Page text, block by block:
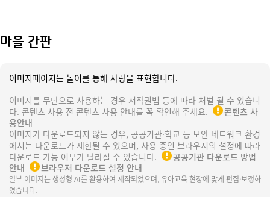
마을 간판
이미지페이지는 놀이를 통해 사랑을 표현합니다.
이미지를 무단으로 사용하는 경우 저작권법 등에 따라 처벌 될 수 있습니
다. 콘텐츠 사용 전 콘텐츠 사용 안내를 꼭 확인해 주세요.
콘텐츠 사
용안내
이미지가 다운로드되지 않는 경우, 공공기관·학교 등 보안 네트워크 환경
에서는 다운로드가 제한될 수 있으며, 사용 중인 브라우저의 설정에 따라
다운로드 가능 여부가 달라질 수 있습니다.
공공기관 다운로드 방법
안내
브라우저 다운로드 설정 안내
일부 이미지는 생성형 AI를 활용하여 제작되었으며, 유아교육 현장에 맞게 편집·보정하
였습니다.